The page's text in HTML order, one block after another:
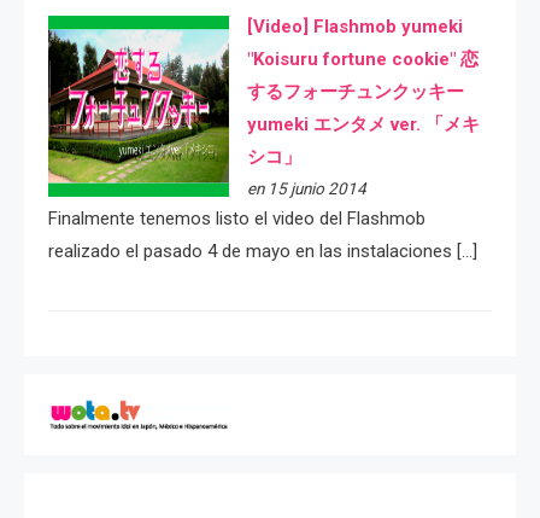
[Video] Flashmob yumeki
"Koisuru fortune cookie" 恋
するフォーチュンクッキー
yumeki エンタメ ver. 「メキ
シコ」
en 15 junio 2014
Finalmente tenemos listo el video del Flashmob
realizado el pasado 4 de mayo en las instalaciones […]